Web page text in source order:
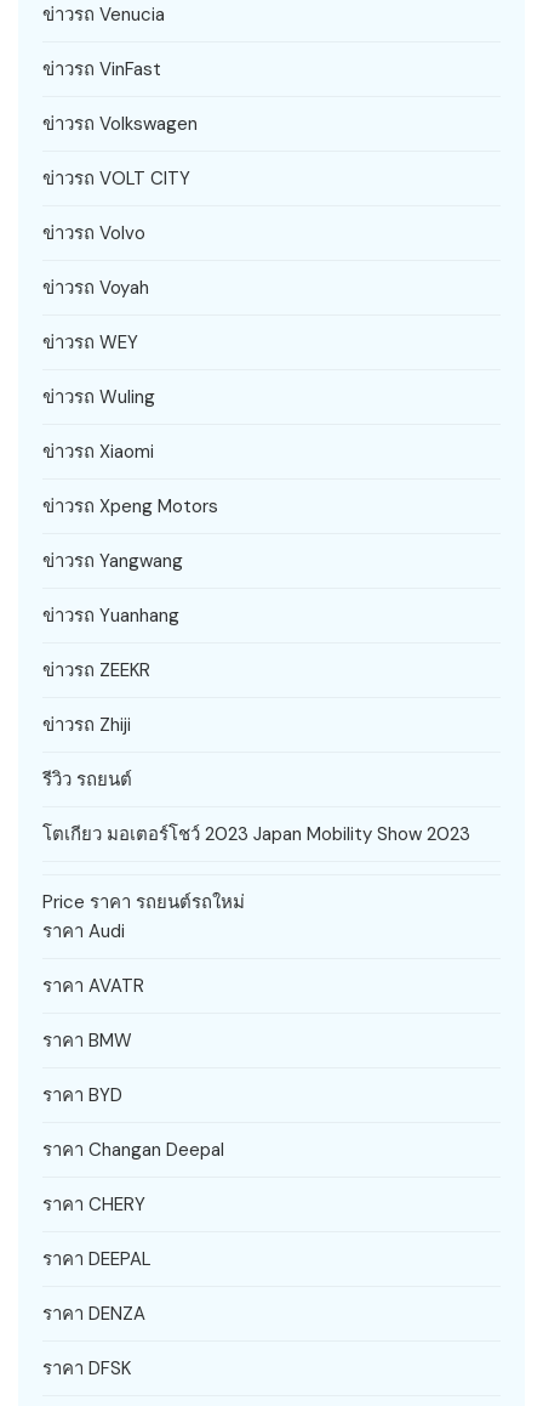
ข่าวรถ Venucia
ข่าวรถ VinFast
ข่าวรถ Volkswagen
ข่าวรถ VOLT CITY
ข่าวรถ Volvo
ข่าวรถ Voyah
ข่าวรถ WEY
ข่าวรถ Wuling
ข่าวรถ Xiaomi
ข่าวรถ Xpeng Motors
ข่าวรถ Yangwang
ข่าวรถ Yuanhang
ข่าวรถ ZEEKR
ข่าวรถ Zhiji
รีวิว รถยนต์
โตเกียว มอเตอร์โชว์ 2023 Japan Mobility Show 2023
Price ราคา รถยนต์รถใหม่
ราคา Audi
ราคา AVATR
ราคา BMW
ราคา BYD
ราคา Changan Deepal
ราคา CHERY
ราคา DEEPAL
ราคา DENZA
ราคา DFSK